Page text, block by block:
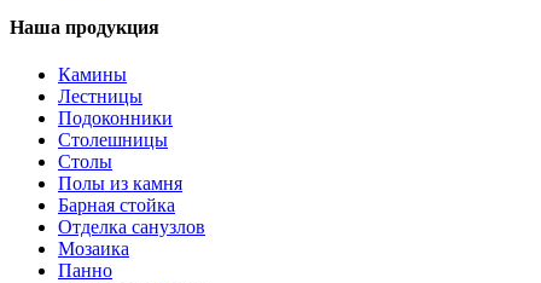
Наша продукция
Камины
Лестницы
Подоконники
Столешницы
Столы
Полы из камня
Барная стойка
Отделка санузлов
Мозаика
Панно